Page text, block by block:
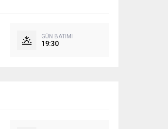
GÜN BATIMI
19:30